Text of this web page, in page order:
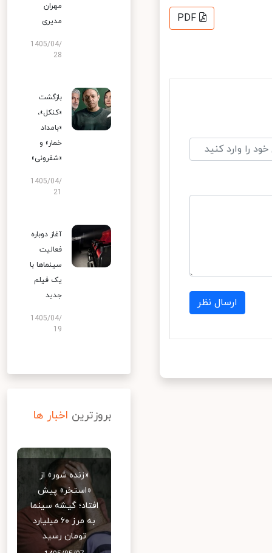
PDF
ارسال نظر
مهران
مدیری
1405/04/
28
بازگشت
«کنکل»،
«بامداد
خمار» و
«شفرونی»
1405/04/
آغاز دوباره
فعالیت
سینماها با
یک فیلم
جدید
1405/04/
19
بروزترین اخبار ها
«زنده شور» از
«استخر» پیش
افتاد؛ گیشه سینما
به مرز ۶۰ میلیارد
تومان رسید